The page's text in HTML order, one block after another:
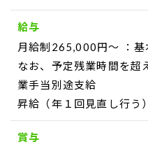
給与
月給制265,000円～ ：基
なお、予定残業時間を超
業手当別途支給
昇給（年１回見直し行
賞与